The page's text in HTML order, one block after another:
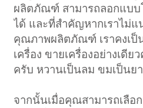
ผลิตภัณฑ์ สามารถลอกแบบ
ได้ และที่สำคัญหากเราไม่แ
คุณภาพผลิตภัณฑ์ เราคงเป็
เครื่อง ขายเครื่องอย่างเดีย
ครับ หวานเป็นลม ขมเป็นย
จากนั้นเมื่อคุณสามารถเลือ